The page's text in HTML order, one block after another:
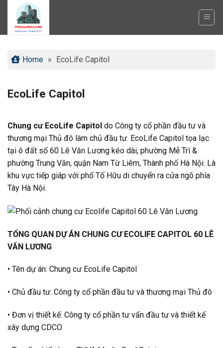
Home » EcoLife Capitol
EcoLife Capitol
Chung cư EcoLife Capitol do Công ty cổ phần đầu tư và
thương mại Thủ đô làm chủ đầu tư. EcoLife Capitol tọa lạc
tại ô đất số 60 Lê Văn Lương kéo dài, phường Mễ Trì &
phường Trung Văn, quận Nam Từ Liêm, Thành phố Hà Nội. Là
khu vực tiếp giáp với phố Tố Hữu di chuyển ra cửa ngõ phía
Tây Hà Nội.
TỔNG QUAN DỰ ÁN CHUNG CƯ ECOLIFE CAPITOL 60 LÊ
VĂN LƯƠNG
• Tên dự án: Chung cư EcoLife Capitol
• Chủ đầu tư: Công ty cổ phần đầu tư và thương mại Thủ đô
• Đơn vị thiết kế: Công ty cổ phần tư vấn đầu tư và thiết kế
xây dựng CDCO